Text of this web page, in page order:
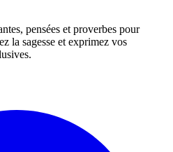
pensées et proverbes pour
la sagesse et exprimez vos